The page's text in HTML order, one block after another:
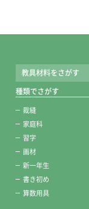
教具材料をさがす
種類でさがす
裁縫
家庭科
習字
画材
新一年生
書き初め
算数用具